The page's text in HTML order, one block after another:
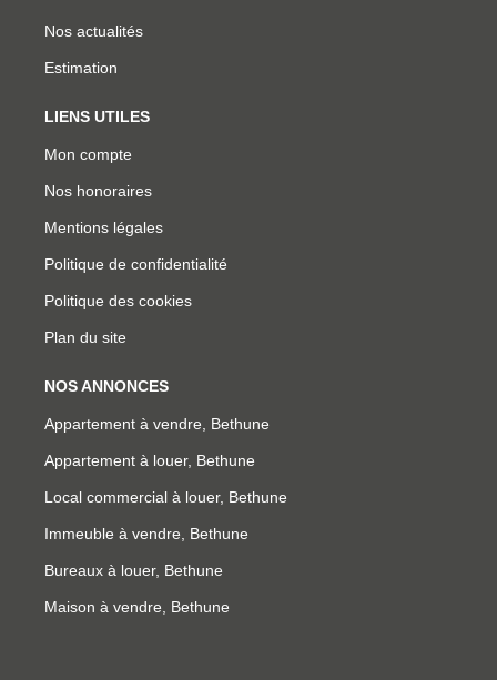
Nos actualités
Estimation
LIENS UTILES
Mon compte
Nos honoraires
Mentions légales
Politique de confidentialité
Politique des cookies
Plan du site
NOS ANNONCES
Appartement à vendre, Bethune
Appartement à louer, Bethune
Local commercial à louer, Bethune
Immeuble à vendre, Bethune
Bureaux à louer, Bethune
Maison à vendre, Bethune